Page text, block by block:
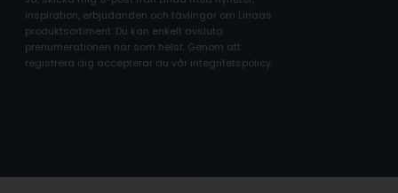
inspiration, erbjudanden och tävlingar om Linaas
produktsortiment. Du kan enkelt avsluta
prenumerationen när som helst. Genom att
registrera dig accepterar du vår integritetspolicy.